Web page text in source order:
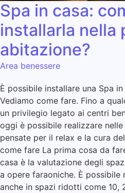
Spa in casa:
installarla nella
abitazione?
Area benessere
È possibile installare una Spa
Vediamo come fare. Fino a
un privilegio legato ai centri
oggi è possibile realizzare
pensate per il relax e la cura
come fare La prima cosa da
casa è la valutazione degli
a opere faraoniche. È possibile
anche in spazi ridotti come 10,